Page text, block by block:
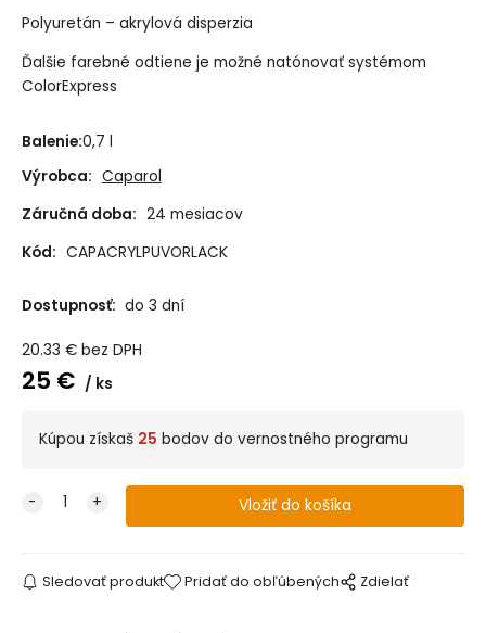
Polyuretán – akrylová disperzia
Ďalšie farebné odtiene je možné natónovať systémom
ColorExpress
Balenie:0,7 l
Výrobca: Caparol
Záručná doba: 24 mesiacov
Kód: CAPACRYLPUVORLACK
Dostupnosť: do 3 dní
20.33 € bez DPH
25 € ks
Kúpou získaš 25 bodov do vernostného programu
Sledovať produkt Pridať do obľúbených Zdielať